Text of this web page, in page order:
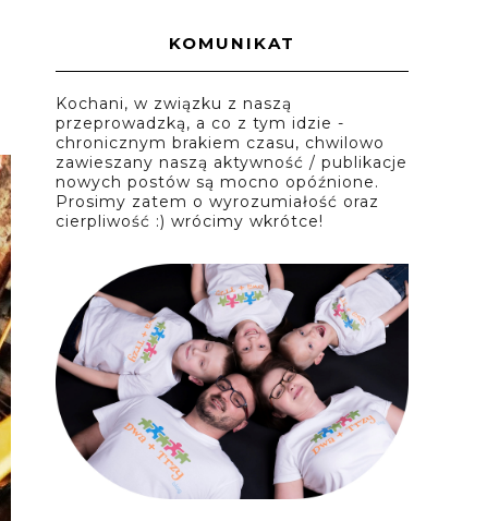
KOMUNIKAT
Kochani, w związku z naszą
przeprowadzką, a co z tym idzie -
chronicznym brakiem czasu, chwilowo
zawieszany naszą aktywność / publikacje
nowych postów są mocno opóźnione.
Prosimy zatem o wyrozumiałość oraz
cierpliwość :) wrócimy wkrótce!